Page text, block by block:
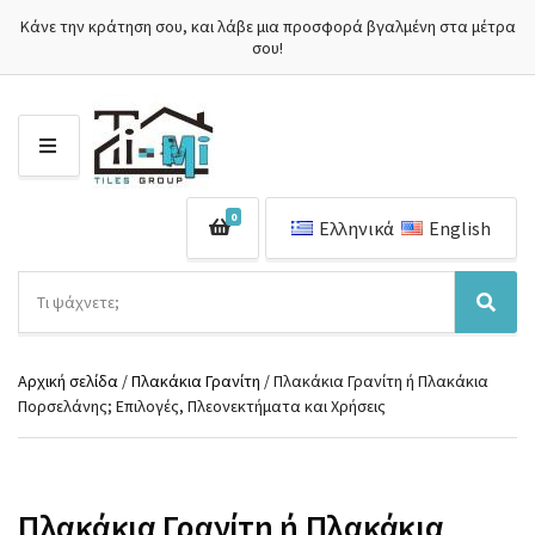
Κάνε την κράτηση σου, και λάβε μια προσφορά βγαλμένη στα μέτρα
σου!
Μ
Ε
ν
μ
α
κ
γ
α
ή
τ
ρ
Α
ν
ζ
τ
0 Ελληνικά English
Αρχική σελίδα /Πλακάκια Γρανίτη / Πλακάκια Γρανίτη ή Πλακάκια
Πορσελάνης; Επιλογές, Πλεονεκτήματα και Χρήσεις